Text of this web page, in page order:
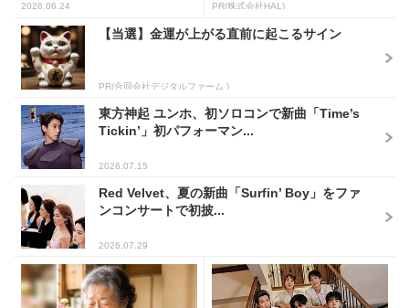
2026.06.24 PR(株式会社HAL)
【当選】金運が上がる直前に起こるサイン
PR(合同会社デジタルファーム )
東方神起 ユンホ、初ソロコンで新曲「Time’s
Tickin’」初パフォーマン...
2026.07.15
Red Velvet、夏の新曲「Surfin’ Boy」をファ
ンコンサートで初披...
2026.07.29